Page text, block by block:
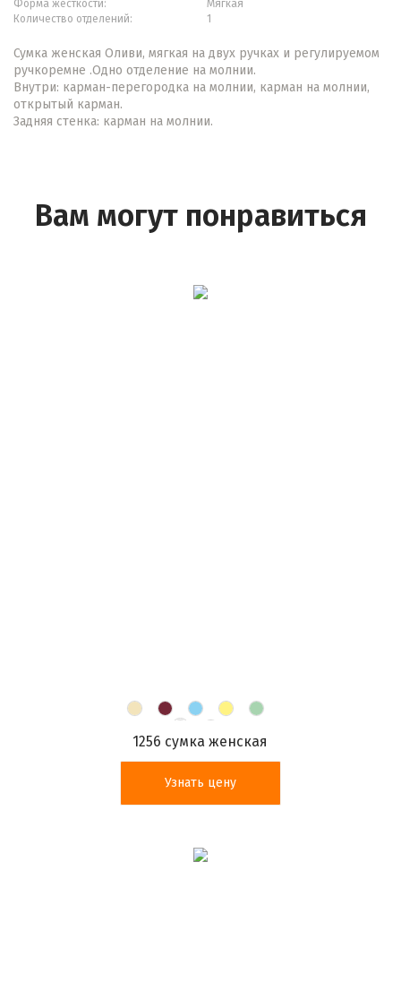
Форма жесткости:
Мягкая
Количество отделений:
1
Сумка женская Оливи, мягкая на двух ручках и регулируемом
ручкоремне .Одно отделение на молнии.
Внутри: карман-перегородка на молнии, карман на молнии,
открытый карман.
Задняя стенка: карман на молнии.
Вам могут понравиться
1256 сумка женская
Узнать цену